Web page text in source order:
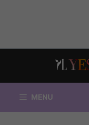
MENU